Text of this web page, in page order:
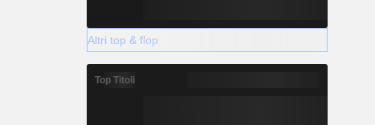
Altri top & flop
Top Titoli